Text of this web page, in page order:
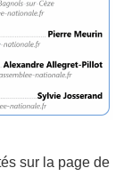
sur la page de